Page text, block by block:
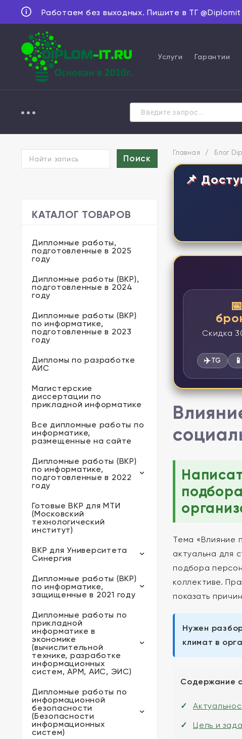
Работаем без выходных. Пишите в ТГ @Diplomit
Услуги Гарантии
КАТАЛОГ ТОВАРОВ
Дипломные работы,
подготовленные в 2025
году
Дипломные работы (ВКР),
подготовленные в 2024
году
Дипломные работы (ВКР)
по информатике,
подготовленные в 2023
году
Дипломы по разработке
АИС
Магистерские
диссертации по
прикладной информатике
Все дипломные работы по
информатике,
размещенные на сайте
Дипломные работы (ВКР)
по информатике,
подготовленные в 2022
году
Готовые ВКР для МТИ
(Московский
технологический
институт)
ВКР для Университета
Синергия
Дипломные работы (ВКР)
по информатике,
защищенные в 2021 году
Дипломные работы по
прикладной
информатике в
экономике
(вычислительной
технике, разработке
информационных
систем, АРМ, АИС, ЭИС)
Дипломные работы по
информационной
безопасности
(Безопасности
информационных
систем)
Главная / Блог
📌
Скидка
✈️TG 📱
Тема «Влияние
актуальна для
подбора
коллективе.
показать
Нужен
климат в
Содержание
Цель и